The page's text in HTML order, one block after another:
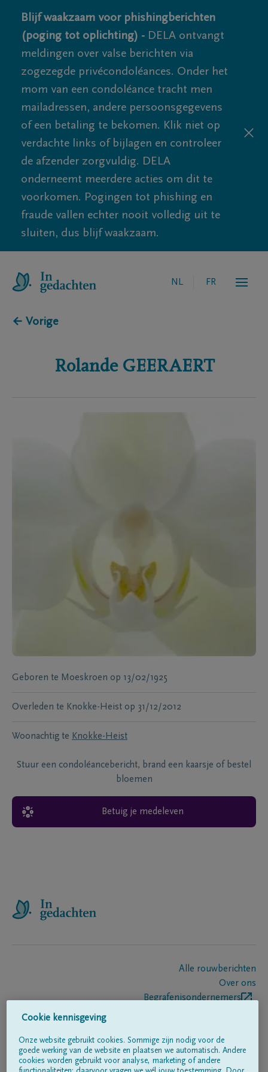
Blijf waakzaam voor phishingberichten
(poging tot oplichting) - DELA ontvangt
meldingen over valse berichten via
zogezegde privécondoléances. Onder het
mom van een condoléance tracht men
mailadressen, andere persoonsgegevens
of een betaling te bekomen. Klik niet op
verdachte links of bijlagen en controleer
de afzender zorgvuldig. DELA
onderneemt meerdere acties om dit te
voorkomen. Pogingen tot phishing en
fraude vallen echter nooit volledig uit te
sluiten, dus blijf waakzaam.
NL FR
← Vorige
Rolande GEERAERT
Geboren te Moeskroen op 13/02/1925
Overleden te Knokke-Heist op 31/12/2012
Woonachtig te Knokke-Heist
Stuur een condoléancebericht, brand een kaarsje of bestel
bloemen
Betuig je medeleven
Alle rouwberichten
Over ons
Begrafenisondernemers
Volg ons op
Cookie kennisgeving
Onze website gebruikt cookies. Sommige zijn nodig voor de
goede werking van de website en plaatsen we automatisch. Andere
cookies worden gebruikt voor analyse, marketing of andere